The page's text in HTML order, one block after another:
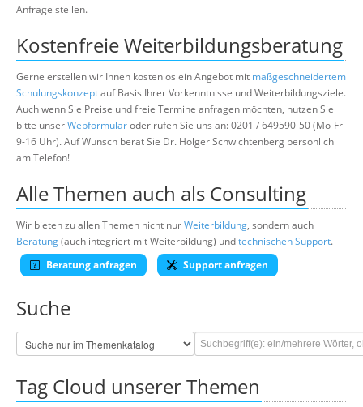
Anfrage stellen.
Kostenfreie Weiterbildungsberatung
Gerne erstellen wir Ihnen kostenlos ein Angebot mit maßgeschneidertem
Schulungskonzeptauf Basis Ihrer Vorkenntnisse und Weiterbildungsziele.
Auch wenn Sie Preise und freie Termine anfragen möchten, nutzen Sie
bitte unserWebformularoder rufen Sie uns an: 0201 / 649590-50 (Mo-Fr
9-16 Uhr). Auf Wunsch berät Sie Dr. Holger Schwichtenberg persönlich
am Telefon!
Alle Themen auch als Consulting
Wir bieten zu allen Themen nicht nurWeiterbildung, sondern auch
Beratung(auch integriert mit Weiterbildung) undtechnischen Support.
Beratung anfragen
Support anfragen
Suche
Tag Cloud unserer Themen